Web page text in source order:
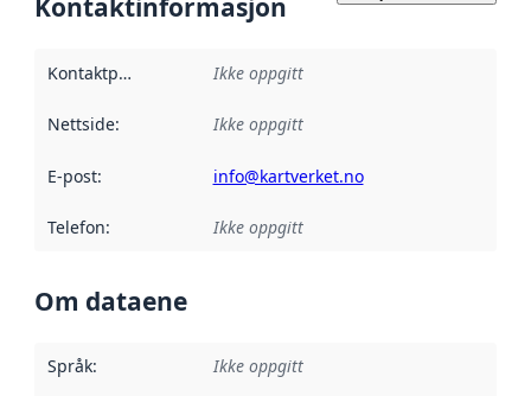
Kontaktinformasjon
Kontaktpunkt Ikke oppgitt
Nettside: Ikke oppgitt
E-post: info@kartverket.no
Telefon: Ikke oppgitt
Om dataene
Språk: Ikke oppgitt